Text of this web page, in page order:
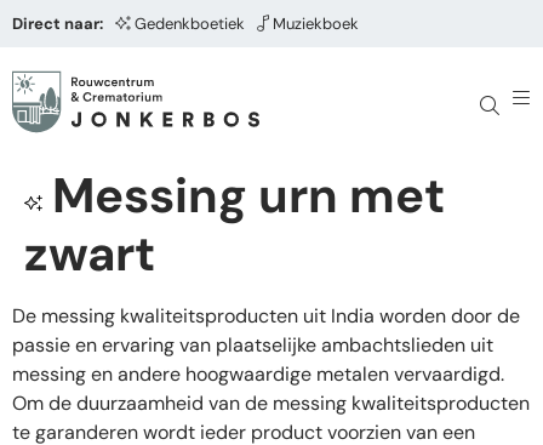
Direct naar: Gedenkboetiek Muziekboek
Messing urn met
zwart
De messing kwaliteitsproducten uit India worden door de
passie en ervaring van plaatselijke ambachtslieden uit
messing en andere hoogwaardige metalen vervaardigd.
Om de duurzaamheid van de messing kwaliteitsproducten
te garanderen wordt ieder product voorzien van een